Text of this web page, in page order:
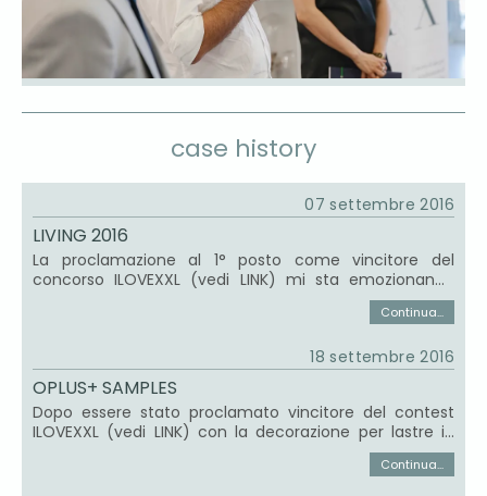
case history
07 settembre 2016
LIVING 2016
La proclamazione al 1° posto come vincitore del
concorso ILOVEXXL (vedi LINK) mi sta emozionando
sempre più ogni giorno che passa. Questa è la
pubblicazione sul mensile "LIVING", nella quale il mio
Continua...
18 settembre 2016
OPLUS+ SAMPLES
Dopo essere stato proclamato vincitore del contest
ILOVEXXL (vedi LINK) con la decorazione per lastre in
gres OPLUS+ e dopo una pubblicazione su LIVING del
Corriere della Sera (vedi LINK), eccomi con Davide
Continua...